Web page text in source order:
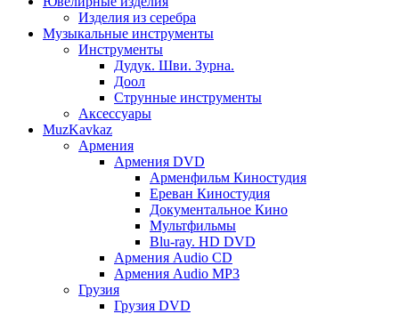
Изделия из серебра
Музыкальные инструменты
Инструменты
Дудук. Шви. Зурна.
Доол
Струнные инструменты
Аксессуары
MuzKavkaz
Армения
Армения DVD
Арменфильм Киностудия
Ереван Киностудия
Документальное Кино
Мультфильмы
Blu-ray. HD DVD
Армения Audio CD
Армения Audio MP3
Грузия
Грузия DVD